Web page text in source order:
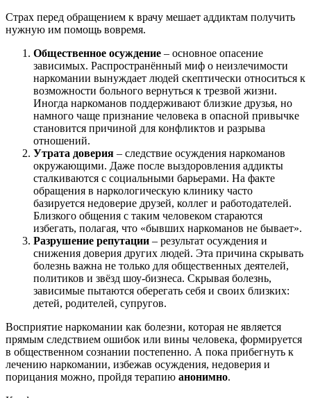
Страх перед обращением к врачу мешает аддиктам получить
нужную им помощь вовремя.
Общественное осуждение – основное опасение
зависимых. Распространённый миф о неизлечимости
наркомании вынуждает людей скептически относиться к
возможности больного вернуться к трезвой жизни.
Иногда наркоманов поддерживают близкие друзья, но
намного чаще признание человека в опасной привычке
становится причиной для конфликтов и разрыва
отношений.
Утрата доверия – следствие осуждения наркоманов
окружающими. Даже после выздоровления аддикты
сталкиваются с социальными барьерами. На факте
обращения в наркологическую клинику часто
базируется недоверие друзей, коллег и работодателей.
Близкого общения с таким человеком стараются
избегать, полагая, что «бывших наркоманов не бывает».
Разрушение репутации – результат осуждения и
снижения доверия других людей. Эта причина скрывать
болезнь важна не только для общественных деятелей,
политиков и звёзд шоу-бизнеса. Скрывая болезнь,
зависимые пытаются оберегать себя и своих близких:
детей, родителей, супругов.
Восприятие наркомании как болезни, которая не является
прямым следствием ошибок или вины человека, формируется
в общественном сознании постепенно. А пока прибегнуть к
лечению наркомании, избежав осуждения, недоверия и
порицания можно, пройдя терапию анонимно.